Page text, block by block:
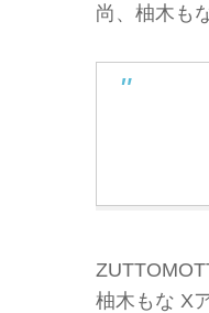
尚、柚木も
柚木もな X